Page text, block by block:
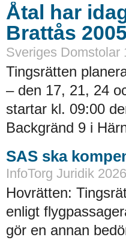
Åtal har
Brattås
Sveriges Domstolar
Tingsrätten
– den 17, 21, 24
startar kl. 09:00
Backgränd 9 i
SAS ska
InfoTorg Juridik
Hovrätten:
enligt
gör en annan